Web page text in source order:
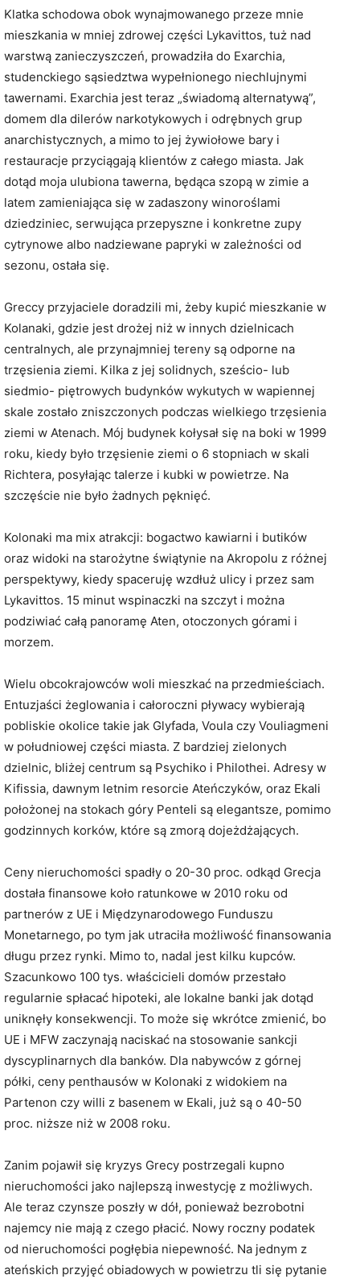
Klatka schodowa obok wynajmowanego przeze mnie
mieszkania w mniej zdrowej części Lykavittos, tuż nad
warstwą zanieczyszczeń, prowadziła do Exarchia,
studenckiego sąsiedztwa wypełnionego niechlujnymi
tawernami. Exarchia jest teraz „świadomą alternatywą”,
domem dla dilerów narkotykowych i odrębnych grup
anarchistycznych, a mimo to jej żywiołowe bary i
restauracje przyciągają klientów z całego miasta. Jak
dotąd moja ulubiona tawerna, będąca szopą w zimie a
latem zamieniająca się w zadaszony winoroślami
dziedziniec, serwująca przepyszne i konkretne zupy
cytrynowe albo nadziewane papryki w zależności od
sezonu, ostała się.
Greccy przyjaciele doradzili mi, żeby kupić mieszkanie w
Kolanaki, gdzie jest drożej niż w innych dzielnicach
centralnych, ale przynajmniej tereny są odporne na
trzęsienia ziemi. Kilka z jej solidnych, sześcio- lub
siedmio- piętrowych budynków wykutych w wapiennej
skale zostało zniszczonych podczas wielkiego trzęsienia
ziemi w Atenach. Mój budynek kołysał się na boki w 1999
roku, kiedy było trzęsienie ziemi o 6 stopniach w skali
Richtera, posyłając talerze i kubki w powietrze. Na
szczęście nie było żadnych pęknięć.
Kolonaki ma mix atrakcji: bogactwo kawiarni i butików
oraz widoki na starożytne świątynie na Akropolu z różnej
perspektywy, kiedy spaceruję wzdłuż ulicy i przez sam
Lykavittos. 15 minut wspinaczki na szczyt i można
podziwiać całą panoramę Aten, otoczonych górami i
morzem.
Wielu obcokrajowców woli mieszkać na przedmieściach.
Entuzjaści żeglowania i całoroczni pływacy wybierają
pobliskie okolice takie jak Glyfada, Voula czy Vouliagmeni
w południowej części miasta. Z bardziej zielonych
dzielnic, bliżej centrum są Psychiko i Philothei. Adresy w
Kifissia, dawnym letnim resorcie Ateńczyków, oraz Ekali
położonej na stokach góry Penteli są elegantsze, pomimo
godzinnych korków, które są zmorą dojeżdżających.
Ceny nieruchomości spadły o 20-30 proc. odkąd Grecja
dostała finansowe koło ratunkowe w 2010 roku od
partnerów z UE i Międzynarodowego Funduszu
Monetarnego, po tym jak utraciła możliwość finansowania
długu przez rynki. Mimo to, nadal jest kilku kupców.
Szacunkowo 100 tys. właścicieli domów przestało
regularnie spłacać hipoteki, ale lokalne banki jak dotąd
uniknęły konsekwencji. To może się wkrótce zmienić, bo
UE i MFW zaczynają naciskać na stosowanie sankcji
dyscyplinarnych dla banków. Dla nabywców z górnej
półki, ceny penthausów w Kolonaki z widokiem na
Partenon czy willi z basenem w Ekali, już są o 40-50
proc. niższe niż w 2008 roku.
Zanim pojawił się kryzys Grecy postrzegali kupno
nieruchomości jako najlepszą inwestycję z możliwych.
Ale teraz czynsze poszły w dół, ponieważ bezrobotni
najemcy nie mają z czego płacić. Nowy roczny podatek
od nieruchomości pogłębia niepewność. Na jednym z
ateńskich przyjęć obiadowych w powietrzu tli się pytanie